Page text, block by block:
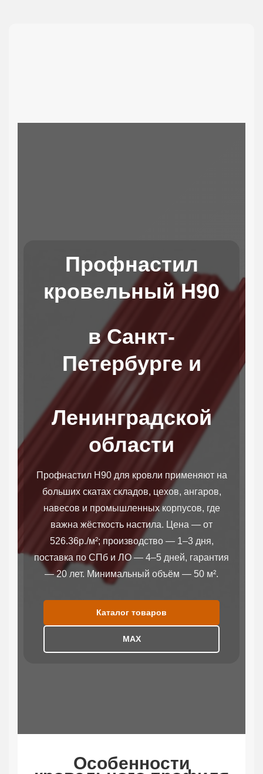
Профнастил
кровельный Н90
в Санкт-
Петербурге и
Ленинградской
области
Профнастил Н90 для кровли применяют на
больших скатах складов, цехов, ангаров,
навесов и промышленных корпусов, где
важна жёсткость настила. Цена — от
526.36р./м²; производство — 1–3 дня,
поставка по СПб и ЛО — 4–5 дней, гарантия
— 20 лет. Минимальный объём — 50 м².
Каталог товаров
МАХ
Особенности